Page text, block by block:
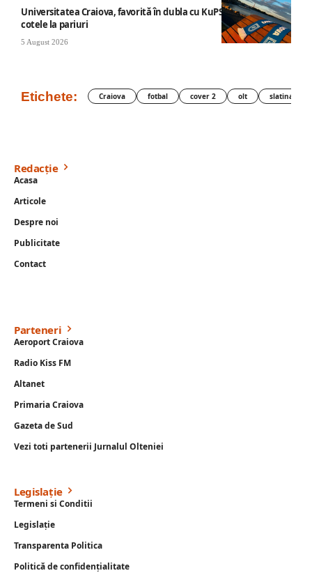
Universitatea Craiova, favorită în dubla cu KuPS: Cum arată
cotele la pariuri
5 August 2026
Etichete: Craiova fotbal cover 2 olt slatina
Redacție
Acasa
Articole
Despre noi
Publicitate
Contact
Parteneri
Aeroport Craiova
Radio Kiss FM
Altanet
Primaria Craiova
Gazeta de Sud
Vezi toti partenerii Jurnalul Olteniei
Legislație
Termeni si Conditii
Legislație
Transparenta Politica
Politică de confidențialitate